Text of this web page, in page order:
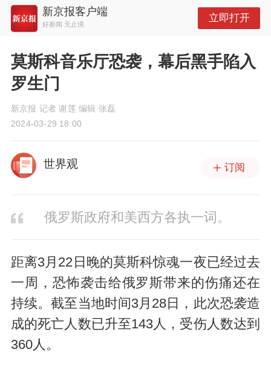
新京报客户端
好新闻 无止境
立即打开
莫斯科音乐厅恐袭，幕后黑手陷入
罗生门
新京报 记者 谢莲 编辑 张磊
2024-03-29 18:00
世界观 订阅
俄罗斯政府和美西方各执一词。
距离3月22日晚的莫斯科惊魂一夜已经过去
一周，恐怖袭击给俄罗斯带来的伤痛还在
持续。截至当地时间3月28日，此次恐袭造
成的死亡人数已升至143人，受伤人数达到
360人。